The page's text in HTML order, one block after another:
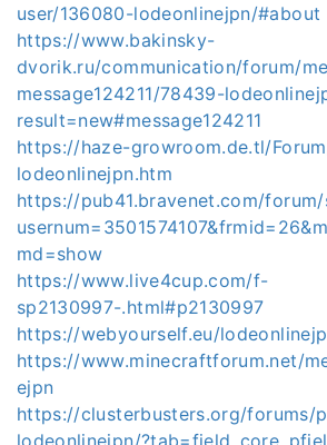
user/136080-lodeonlinejpn/#about
https://www.bakinsky-
dvorik.ru/communication/forum/
message124211/78439-
result=new#message124211
https://haze-growroom.de.tl/
lodeonlinejpn.htm
https://pub41.bravenet.com/
md=show
https://www.live4cup.com/f-
sp2130997-.html#p2130997
https://webyourself.eu/
https://www.minecraftforum.net/
ejpn
https://clusterbusters.org/forums/
lodeonlinejpn/